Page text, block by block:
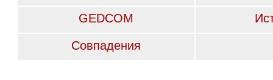
GEDCOM
Совпадения